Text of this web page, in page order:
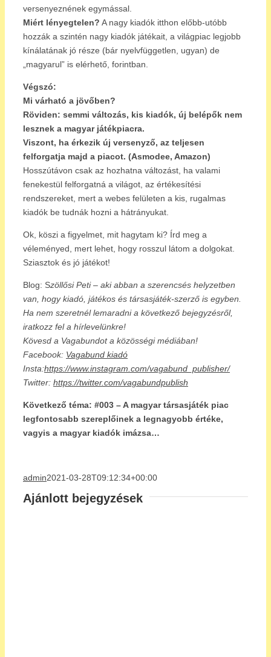
versenyeznének egymással.
Miért lényegtelen? A nagy kiadók itthon előbb-utóbb
hozzák a szintén nagy kiadók játékait, a világpiac legjobb
kínálatának jó része (bár nyelvfüggetlen, ugyan) de
„magyarul” is elérhető, forintban.
Végszó:
Mi várható a jövőben?
Röviden: semmi változás, kis kiadók, új belépők nem
lesznek a magyar játékpiacra.
Viszont, ha érkezik új versenyző, az teljesen
felforgatja majd a piacot. (Asmodee, Amazon)
Hosszútávon csak az hozhatna változást, ha valami
fenekestül felforgatná a világot, az értékesítési
rendszereket, mert a webes felületen a kis, rugalmas
kiadók be tudnák hozni a hátrányukat.
Ok, köszi a figyelmet, mit hagytam ki? Írd meg a
véleményed, mert lehet, hogy rosszul látom a dolgokat.
Sziasztok és jó játékot!
Blog: Szöllősi Peti – aki abban a szerencsés helyzetben
van, hogy kiadó, játékos és társasjáték-szerző is egyben.
Ha nem szeretnél lemaradni a következő bejegyzésről,
iratkozz fel a hírlevelünkre!
Kövesd a Vagabundot a közösségi médiában!
Facebook: Vagabund kiadó
Insta:https://www.instagram.com/vagabund_publisher/
Twitter: https://twitter.com/vagabundpublish
Következő téma: #003 – A magyar társasjáték piac
legfontosabb szereplőinek a legnagyobb értéke,
vagyis a magyar kiadók imázsa…
admin2021-03-28T09:12:34+00:00
Ajánlott bejegyzések